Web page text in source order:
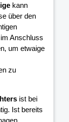
kann
über den
Anschluss
um etwaige
zu
ist bei
Ist bereits